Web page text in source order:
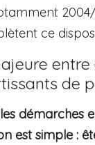
ce
entre
de
démarches
est simple :